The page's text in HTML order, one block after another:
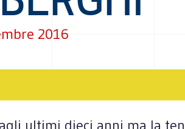
2016
ultimi dieci anni ma la